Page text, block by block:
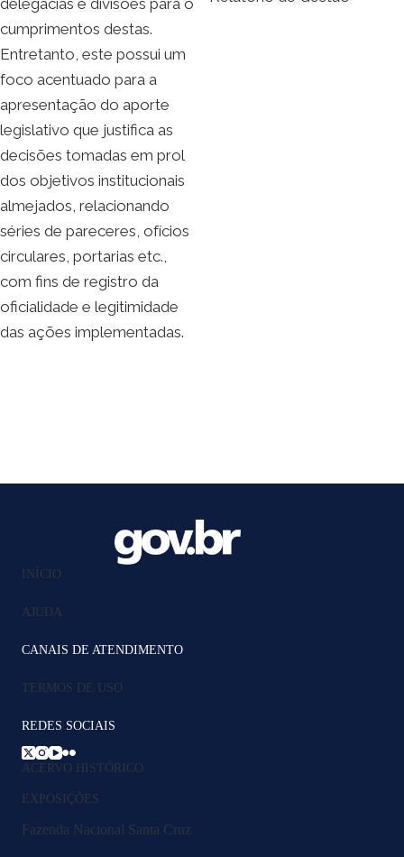
cumprimentos destas.
Entretanto, este possui um
foco acentuado para a
apresentação do aporte
legislativo que justifica as
decisões tomadas em prol
dos objetivos institucionais
almejados, relacionando
séries de pareceres, ofícios
circulares, portarias etc.,
com fins de registro da
oficialidade e legitimidade
das ações implementadas.
INÍCIO
AJUDA
CANAIS DE ATENDIMENTO
TERMOS DE USO
REDES SOCIAIS
ACERVO HISTÓRICO
EXPOSIÇÕES
Fazenda Nacional Santa Cruz